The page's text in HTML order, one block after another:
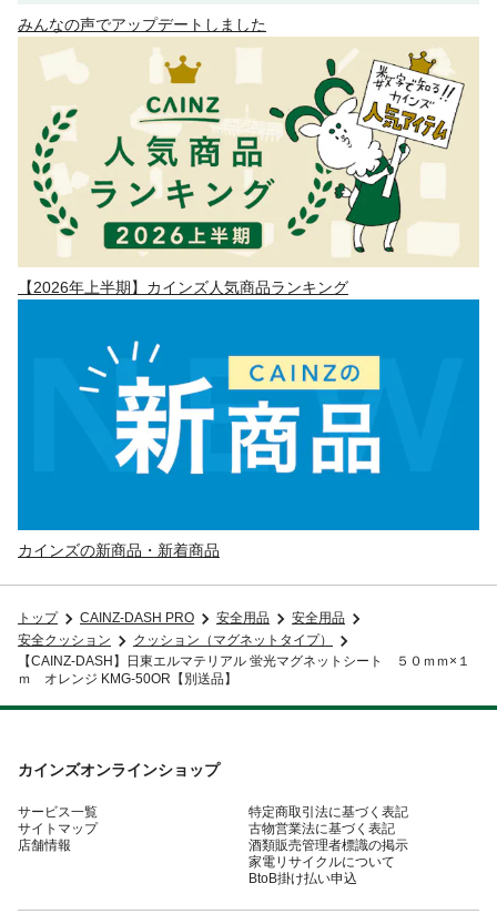
みんなの声でアップデートしました
【2026年上半期】カインズ人気商品ランキング
カインズの新商品・新着商品
トップ CAINZ-DASH PRO 安全用品
安全用品
安全クッション
クッション（マグネットタイプ）
【CAINZ-DASH】日東エルマテリアル 蛍光マグネットシート ５０ｍｍ×１
ｍ オレンジ KMG-50OR【別送品】
カインズオンラインショップ
サービス一覧
サイトマップ
店舗情報
特定商取引法に基づく表記
古物営業法に基づく表記
酒類販売管理者標識の掲示
家電リサイクルについて
BtoB掛け払い申込